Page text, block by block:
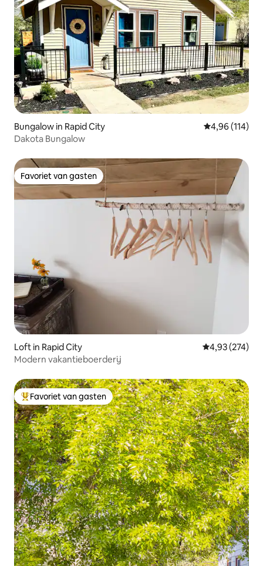
Bungalow in Rapid City Gemiddelde
4,96 (114)
Dakota Bungalow
Favoriet van gasten
Favoriet van gasten
Loft in Rapid City Gemiddelde
4,93 (274)
Modern vakantieboerderij
Topfavoriet van gasten
Favoriet van gasten